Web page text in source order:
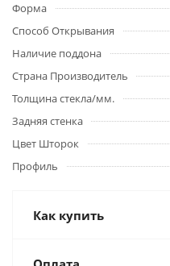
Форма
Способ Открывания
Наличие поддона
Страна Производитель
Толщина стекла/мм.
Задняя стенка
Цвет Шторок
Профиль
Как купить